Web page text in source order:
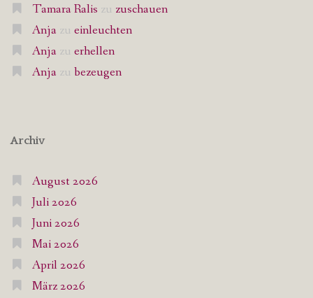
Tamara Ralis zu zuschauen
Anja zu einleuchten
Anja zu erhellen
Anja zu bezeugen
Archiv
August 2026
Juli 2026
Juni 2026
Mai 2026
April 2026
März 2026